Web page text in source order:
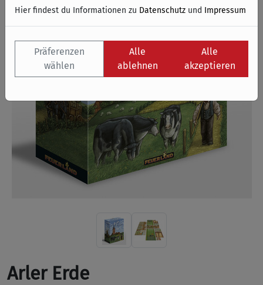
Arler Erde
Hier findest du Informationen zu Datenschutz und Impressum
Präferenzen
wählen
Alle
ablehnen
Alle
akzeptieren